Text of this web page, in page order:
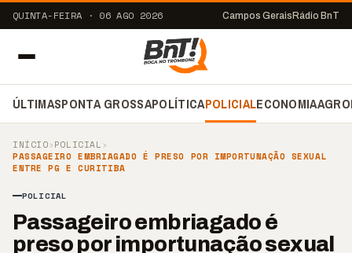
QUINTA-FEIRA · 06 AGO 2026 Campos Gerais Rádio BnT
ÚLTIMASPONTA GROSSAPOLÍTICAPOLICIALECONOMIA
INÍCIO›POLICIAL ›
PASSAGEIRO EMBRIAGADO É PRESO POR IMPORTUNAÇÃO SEXUAL
ENTRE PG E CURITIBA
POLICIAL
Passageiro embriagado é
preso por importunação sexual